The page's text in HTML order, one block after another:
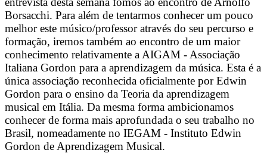
Borsacchi. Para além de tentarmos conhecer um pouco
melhor este músico/professor através do seu percurso e
formação, iremos também ao encontro de um maior
conhecimento relativamente a AIGAM - Associação
Italiana Gordon para a aprendizagem da música. Esta é a
única associação reconhecida oficialmente por Edwin
Gordon para o ensino da Teoria da aprendizagem
musical em Itália. Da mesma forma ambicionamos
conhecer de forma mais aprofundada o seu trabalho no
Brasil, nomeadamente no IEGAM - Instituto Edwin
Gordon de Aprendizagem Musical.